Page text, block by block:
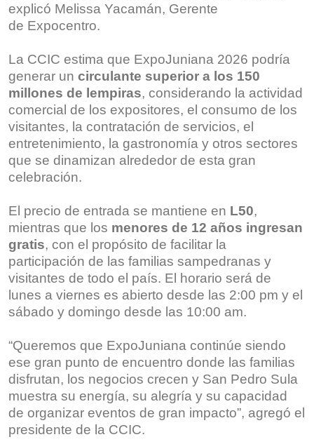
explicó Melissa Yacamán, Gerente
de Expocentro.
La CCIC estima que ExpoJuniana 2026 podría
generar un circulante superior a los 150
millones de lempiras, considerando la actividad
comercial de los expositores, el consumo de los
visitantes, la contratación de servicios, el
entretenimiento, la gastronomía y otros sectores
que se dinamizan alrededor de esta gran
celebración.
El precio de entrada se mantiene en L50,
mientras que los menores de 12 años ingresan
gratis, con el propósito de facilitar la
participación de las familias sampedranas y
visitantes de todo el país. El horario será de
lunes a viernes es abierto desde las 2:00 pm y el
sábado y domingo desde las 10:00 am.
“Queremos que ExpoJuniana continúe siendo
ese gran punto de encuentro donde las familias
disfrutan, los negocios crecen y San Pedro Sula
muestra su energía, su alegría y su capacidad
de organizar eventos de gran impacto”, agregó el
presidente de la CCIC.